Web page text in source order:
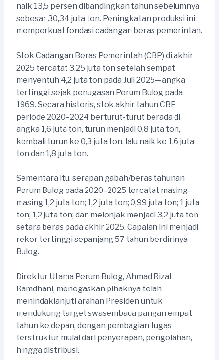
naik 13,5 persen dibandingkan tahun sebelumnya
sebesar 30,34 juta ton. Peningkatan produksi ini
memperkuat fondasi cadangan beras pemerintah.
Stok Cadangan Beras Pemerintah (CBP) di akhir
2025 tercatat 3,25 juta ton setelah sempat
menyentuh 4,2 juta ton pada Juli 2025—angka
tertinggi sejak penugasan Perum Bulog pada
1969. Secara historis, stok akhir tahun CBP
periode 2020–2024 berturut-turut berada di
angka 1,6 juta ton, turun menjadi 0,8 juta ton,
kembali turun ke 0,3 juta ton, lalu naik ke 1,6 juta
ton dan 1,8 juta ton.
Sementara itu, serapan gabah/beras tahunan
Perum Bulog pada 2020–2025 tercatat masing-
masing 1,2 juta ton; 1,2 juta ton; 0,99 juta ton; 1 juta
ton; 1,2 juta ton; dan melonjak menjadi 3,2 juta ton
setara beras pada akhir 2025. Capaian ini menjadi
rekor tertinggi sepanjang 57 tahun berdirinya
Bulog.
Direktur Utama Perum Bulog, Ahmad Rizal
Ramdhani, menegaskan pihaknya telah
menindaklanjuti arahan Presiden untuk
mendukung target swasembada pangan empat
tahun ke depan, dengan pembagian tugas
terstruktur mulai dari penyerapan, pengolahan,
hingga distribusi.